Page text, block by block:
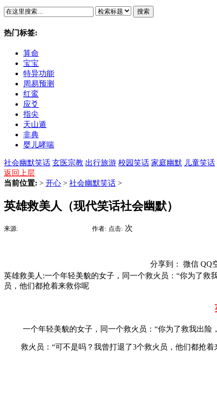
搜索
热门标签:
算命
宝宝
特异功能
周易预测
红鸾
应爻
指尖
天山遁
非典
婴儿哮喘
社会幽默笑话 玄医宗教 出行旅游 校园笑话 家庭幽默 儿童笑话
返回上层
当前位置: > 开心 > 社会幽默笑话 >
英雄救美人（现代笑话社会幽默）
来源: 作者: 点击: 次
分享到： 微信 QQ
英雄救美人:一个年轻美貌的女子，同一个救火员：“你为了救
员，他们都抢着来救你呢
一个年轻美貌的女子，同一个救火员：“你为了救我出险
救火员：“可不是吗？我曾打退了3个救火员，他们都抢着